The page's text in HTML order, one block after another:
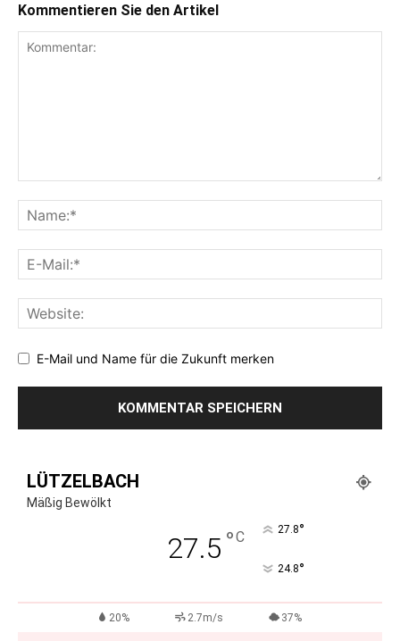
Kommentieren Sie den Artikel
E-Mail und Name für die Zukunft merken
LÜTZELBACH
Mäßig Bewölkt
27.5 °C 27.8°
24.8°
20% 2.7m/s 37%